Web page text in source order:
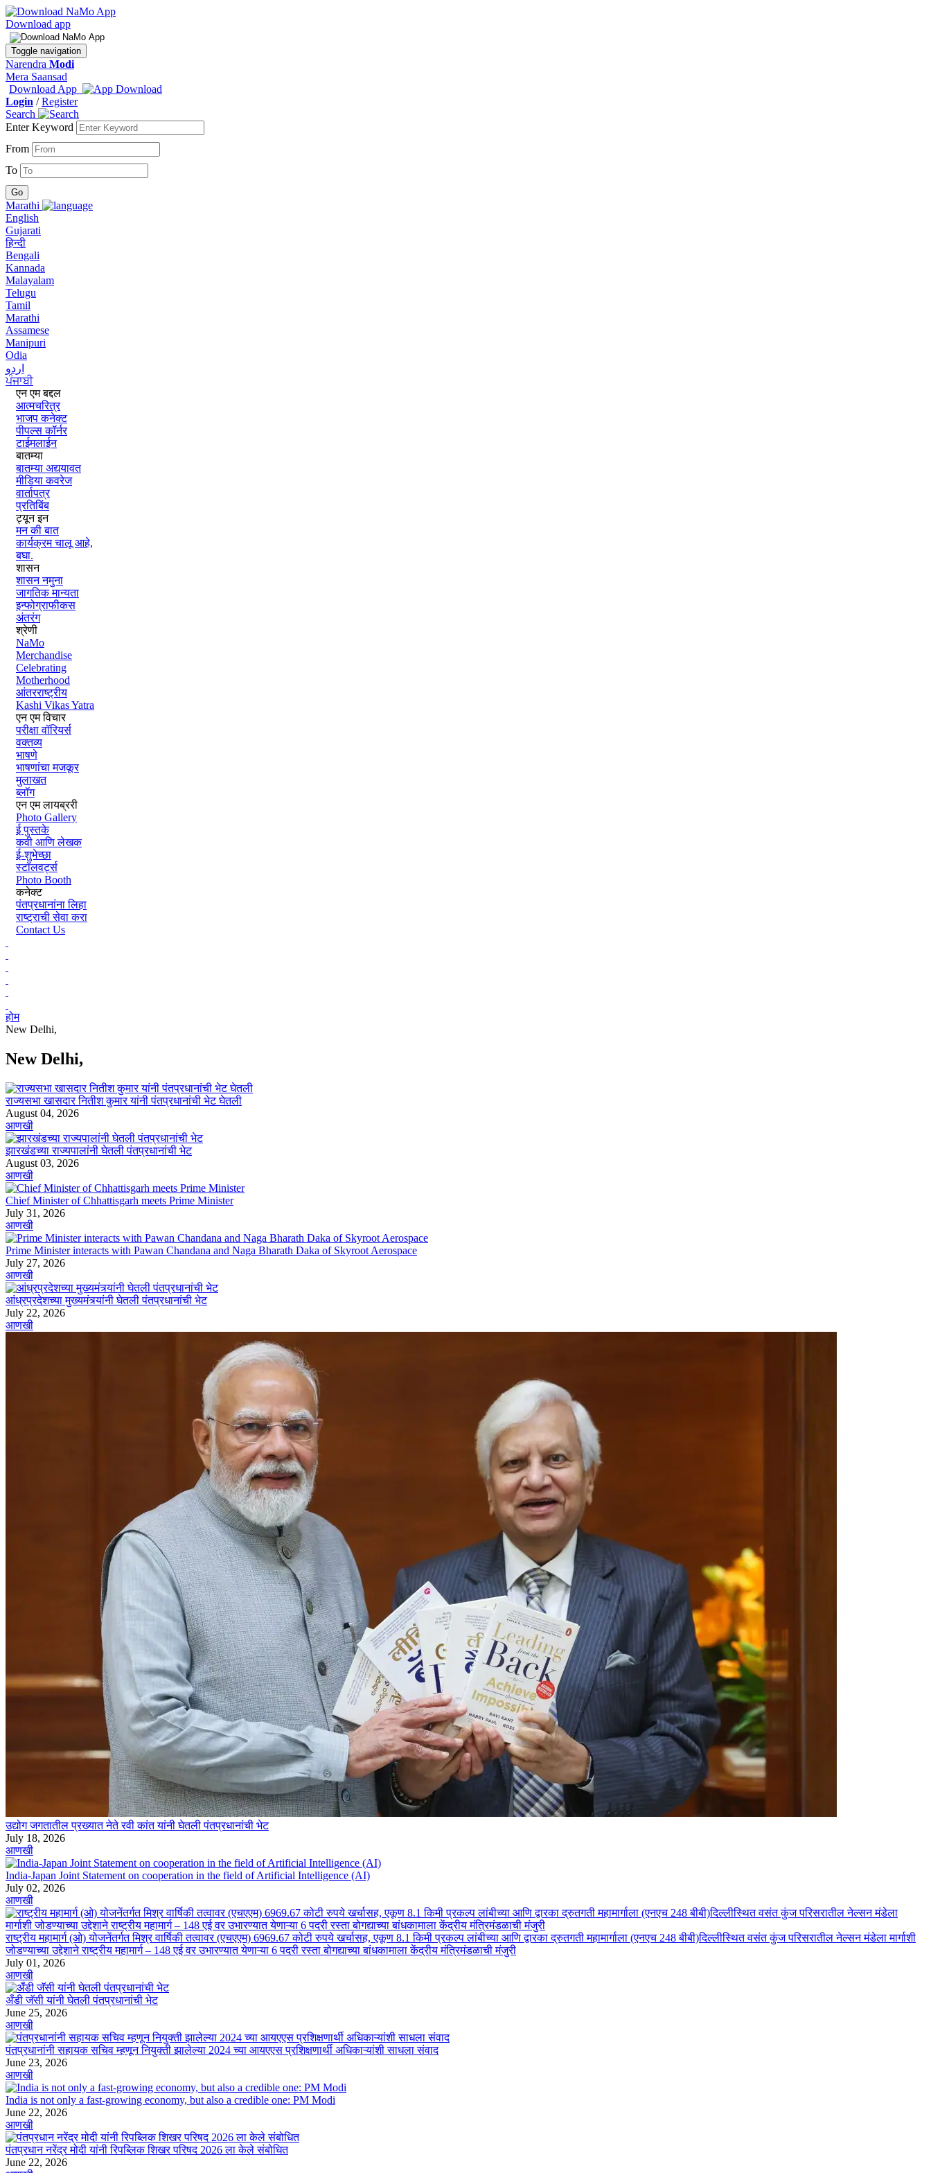
Download app
Toggle navigation
Narendra Modi
Mera Saansad
Download App
Login /Register
Search
Enter Keyword
From
To
Marathi
English
Gujarati
हिन्दी
Bengali
Kannada
Malayalam
Telugu
Tamil
Marathi
Assamese
Manipuri
Odia
اردو
ਪੰਜਾਬੀ
एन एम बद्दल
आत्मचरित्र
भाजप कनेक्ट
पीपल्स कॉर्नर
टाईमलाईन
बातम्या
बातम्या अद्ययावत
मीडिया कवरेज
वार्तापत्र
प्रतिबिंब
ट्यून इन
मन की बात
कार्यक्रम चालू आहे,
बघा.
शासन
शासन नमुना
जागतिक मान्यता
इन्फोग्राफीकस
अंतरंग
श्रेणी
NaMo
Merchandise
Celebrating
Motherhood
आंतरराष्ट्रीय
Kashi Vikas Yatra
एन एम विचार
परीक्षा वॉरियर्स
वक्तव्य
भाषणे
भाषणांचा मजकूर
मुलाखत
ब्लॉग
एन एम लायब्ररी
Photo Gallery
ई पुस्तके
कवी आणि लेखक
ई-शुभेच्छा
स्टॉलवर्ट्स
Photo Booth
कनेक्ट
पंतप्रधानांना लिहा
राष्ट्राची सेवा करा
Contact Us
होम
New Delhi,
New Delhi,
राज्यसभा खासदार नितीश कुमार यांनी पंतप्रधानांची भेट घेतली
August 04, 2026
आणखी
झारखंडच्या राज्यपालांनी घेतली पंतप्रधानांची भेट
August 03, 2026
आणखी
Chief Minister of Chhattisgarh meets Prime Minister
July 31, 2026
आणखी
Prime Minister interacts with Pawan Chandana and Naga Bharath Daka of Skyroot Aerospace
July 27, 2026
आणखी
आंध्रप्रदेशच्या मुख्यमंत्र्यांनी घेतली पंतप्रधानांची भेट
July 22, 2026
आणखी
उद्योग जगतातील प्रख्यात नेते रवी कांत यांनी घेतली पंतप्रधानांची भेट
July 18, 2026
आणखी
India-Japan Joint Statement on cooperation in the field of Artificial Intelligence (AI)
July 02, 2026
आणखी
राष्ट्रीय महामार्ग (ओ) योजनेंतर्गत मिश्र वार्षिकी तत्वावर (एचएएम) 6969.67 कोटी रुपये खर्चासह, एकूण 8.1 किमी प्रकल्प लांबीच्या आणि द्वारका द्रुतगती महामार्गाला (एनएच 248 बीबी)दिल्लीस्थित वसंत कुंज परिसरातील नेल्सन मंडेला मार्गाशी
जोडण्याच्या उद्देशाने राष्ट्रीय महामार्ग – 148 एई वर उभारण्यात येणाऱ्या 6 पदरी रस्ता बोगद्याच्या बांधकामाला केंद्रीय मंत्रिमंडळाची मंजुरी
July 01, 2026
आणखी
अँडी जॅसी यांनी घेतली पंतप्रधानांची भेट
June 25, 2026
आणखी
पंतप्रधानांनी सहायक सचिव म्हणून नियुक्ती झालेल्या 2024 च्या आयएएस प्रशिक्षणार्थी अधिकाऱ्यांशी साधला संवाद
June 23, 2026
आणखी
India is not only a fast-growing economy, but also a credible one: PM Modi
June 22, 2026
आणखी
पंतप्रधान नरेंद्र मोदी यांनी रिपब्लिक शिखर परिषद 2026 ला केले संबोधित
June 22, 2026